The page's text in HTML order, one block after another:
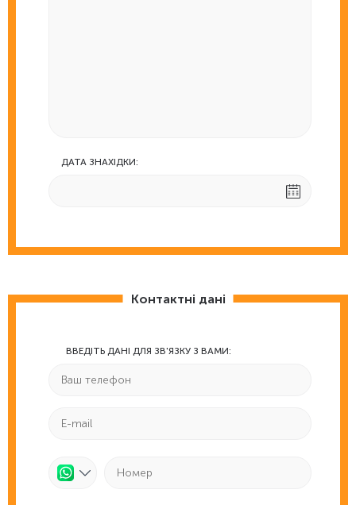
ДАТА ЗНАХІДКИ:
Контактні дані
ВВЕДІТЬ ДАНІ ДЛЯ ЗВ'ЯЗКУ З ВАМИ: